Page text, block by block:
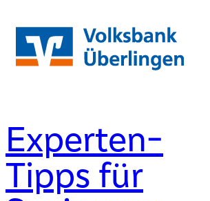
Inhalt
springen
Experten-
Tipps für